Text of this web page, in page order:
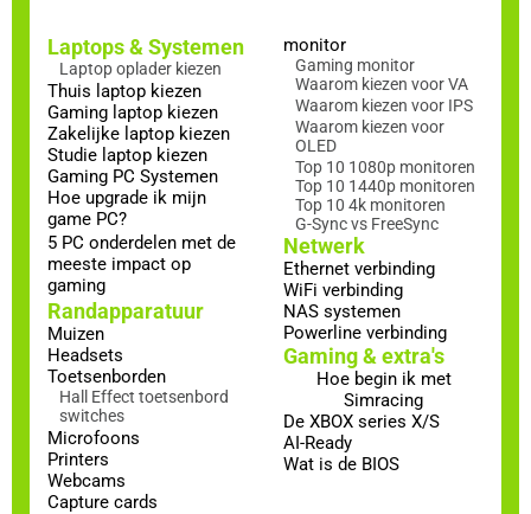
Laptops & Systemen
Laptop oplader kiezen
Thuis laptop kiezen
Gaming laptop kiezen
Zakelijke laptop kiezen
Studie laptop kiezen
Gaming PC Systemen
Hoe upgrade ik mijn
game PC?
5 PC onderdelen met de
meeste impact op
gaming
Randapparatuur
Muizen
Headsets
Toetsenborden
Hall Effect toetsenbord
switches
Microfoons
Printers
Webcams
Capture cards
monitor
Gaming monitor
Waarom kiezen voor VA
Waarom kiezen voor IPS
Waarom kiezen voor
OLED
Top 10 1080p monitoren
Top 10 1440p monitoren
Top 10 4k monitoren
G-Sync vs FreeSync
Netwerk
Ethernet verbinding
WiFi verbinding
NAS systemen
Powerline verbinding
Gaming & extra's
Hoe begin ik met
Simracing
De XBOX series X/S
AI-Ready
Wat is de BIOS